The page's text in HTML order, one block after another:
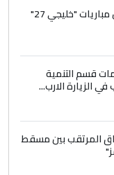
حسين سل
يسقط
اصول عريقة
حسين سل
الاتحاد الخليجي يعلن جدول مباريات "خليجي 27"
قسم التنمية
الزيارة الارب...
المرتقب بين مسقط